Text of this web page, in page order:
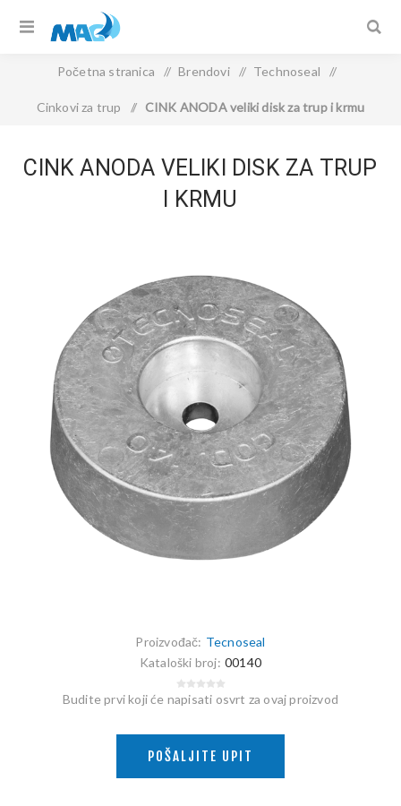
Početna stranica / Brendovi / Technoseal /
Cinkovi za trup / CINK ANODA veliki disk za trup i krmu
CINK ANODA VELIKI DISK ZA TRUP
I KRMU
Proizvođač: Tecnoseal
Kataloški broj: 00140
Budite prvi koji će napisati osvrt za ovaj proizvod
POŠALJITE UPIT